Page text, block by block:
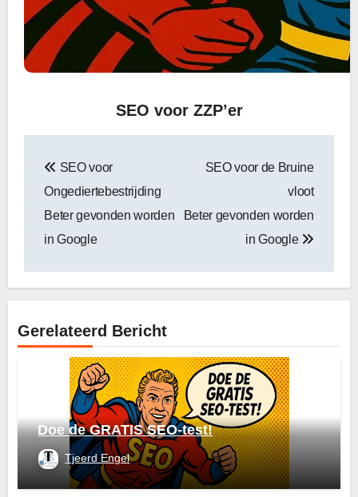
SEO voor ZZP’er
navigatie
SEO voor
Ongediertebestrijding
Beter gevonden worden
in Google
SEO voor de Bruine
vloot
Beter gevonden worden
in Google
Gerelateerd Bericht
Doe de GRATIS SEO-test!
Tjeerd Engel